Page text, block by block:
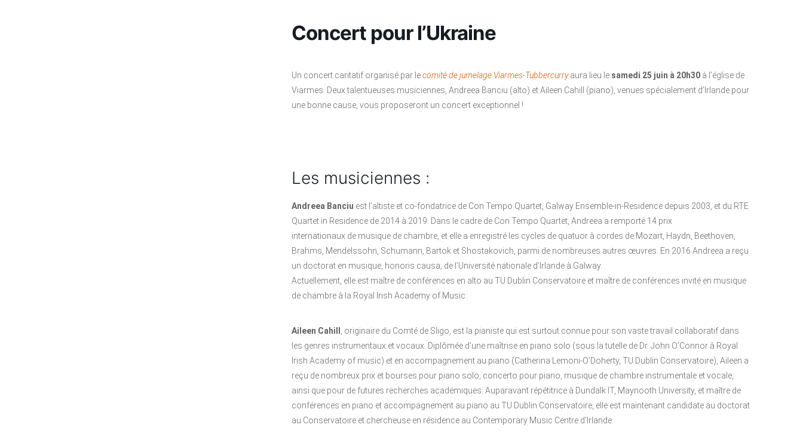
Concert pour l’Ukraine
Un concert caritatif organisé par le comité de jumelage Viarmes-Tubbercurryaura lieu le samedi 25 juin à 20h30à l’église de
Viarmes. Deux talentueuses musiciennes, Andreea Banciu (alto) et Aileen Cahill (piano), venues spécialement d’Irlande pour
une bonne cause, vous proposeront un concert exceptionnel !
Les musiciennes :
Andreea Banciu est l’altiste et co-fondatrice de Con Tempo Quartet, Galway Ensemble-in-Residence depuis 2003, et du RTE
Quartet in Residence de 2014 à 2019. Dans le cadre de Con Tempo Quartet, Andreea a remporté 14 prix
internationaux de musique de chambre, et elle a enregistré les cycles de quatuor à cordes de Mozart, Haydn, Beethoven,
Brahms, Mendelssohn, Schumann, Bartok et Shostakovich, parmi de nombreuses autres œuvres. En 2016 Andreea a reçu
un doctorat en musique, honoris causa, de l’Université nationale d’Irlande à Galway.
Actuellement, elle est maître de conférences en alto au TU Dublin Conservatoire et maître de conférences invité en musique
de chambre à la Royal Irish Academy of Music.
Aileen Cahill , originaire du Comté de Sligo, est la pianiste qui est surtout connue pour son vaste travail collaboratif dans
les genres instrumentaux et vocaux. Diplômée d’une maîtrise en piano solo (sous la tutelle de Dr. John O’Connor à Royal
Irish Academy of music) et en accompagnement au piano (Catherina Lemoni-O’Doherty, TU Dublin Conservatoire), Aileen a
reçu de nombreux prix et bourses pour piano solo, concerto pour piano, musique de chambre instrumentale et vocale,
ainsi que pour de futures recherches académiques. Auparavant répétitrice à Dundalk IT, Maynooth University, et maître de
conférences en piano et accompagnement au piano au TU Dublin Conservatoire, elle est maintenant candidate au doctorat
au Conservatoire et chercheuse en résidence au Contemporary Music Centre d’Irlande.